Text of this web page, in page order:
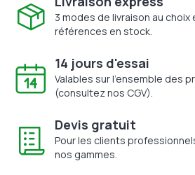
3 modes de livraison au choix
références en stock.
14 jours d'essai
Valables sur l'ensemble des
(consultez nos CGV).
Devis gratuit
Pour les clients
nos gammes.